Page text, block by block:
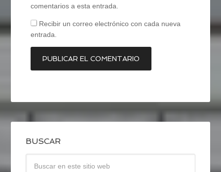
comentarios a esta entrada.
Recibir un correo electrónico con cada nueva
entrada.
BUSCAR